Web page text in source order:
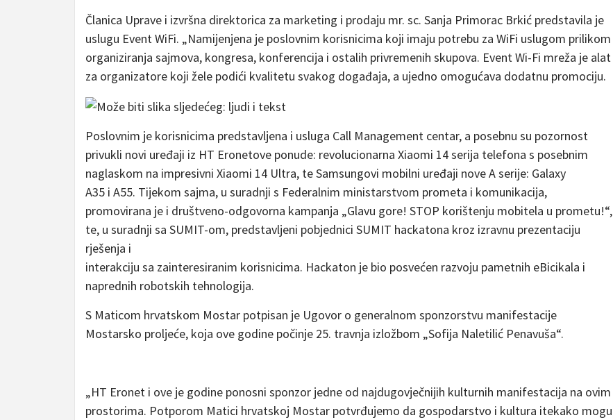
Članica Uprave i izvršna direktorica za marketing i prodaju mr. sc. Sanja Primorac Brkić predstavila je
uslugu Event WiFi. „Namijenjena je poslovnim korisnicima koji imaju potrebu za WiFi uslugom prilikom
organiziranja sajmova, kongresa, konferencija i ostalih privremenih skupova. Event Wi-Fi mreža je alat
za organizatore koji žele podići kvalitetu svakog događaja, a ujedno omogućava dodatnu promociju.
Poslovnim je korisnicima predstavljena i usluga Call Management centar, a posebnu su pozornost
privukli novi uređaji iz HT Eronetove ponude: revolucionarna Xiaomi 14 serija telefona s posebnim
naglaskom na impresivni Xiaomi 14 Ultra, te Samsungovi mobilni uređaji nove A serije: Galaxy
A35 i A55. Tijekom sajma, u suradnji s Federalnim ministarstvom prometa i komunikacija,
promovirana je i društveno-odgovorna kampanja „Glavu gore! STOP korištenju mobitela u prometu!“,
te, u suradnji sa SUMIT-om, predstavljeni pobjednici SUMIT hackatona kroz izravnu prezentaciju
rješenja i
interakciju sa zainteresiranim korisnicima. Hackaton je bio posvećen razvoju pametnih eBicikala i
naprednih robotskih tehnologija.
S Maticom hrvatskom Mostar potpisan je Ugovor o generalnom sponzorstvu manifestacije
Mostarsko proljeće, koja ove godine počinje 25. travnja izložbom „Sofija Naletilić Penavuša“.
„HT Eronet i ove je godine ponosni sponzor jedne od najdugovječnijih kulturnih manifestacija na ovim
prostorima. Potporom Matici hrvatskoj Mostar potvrđujemo da gospodarstvo i kultura itekako mogu